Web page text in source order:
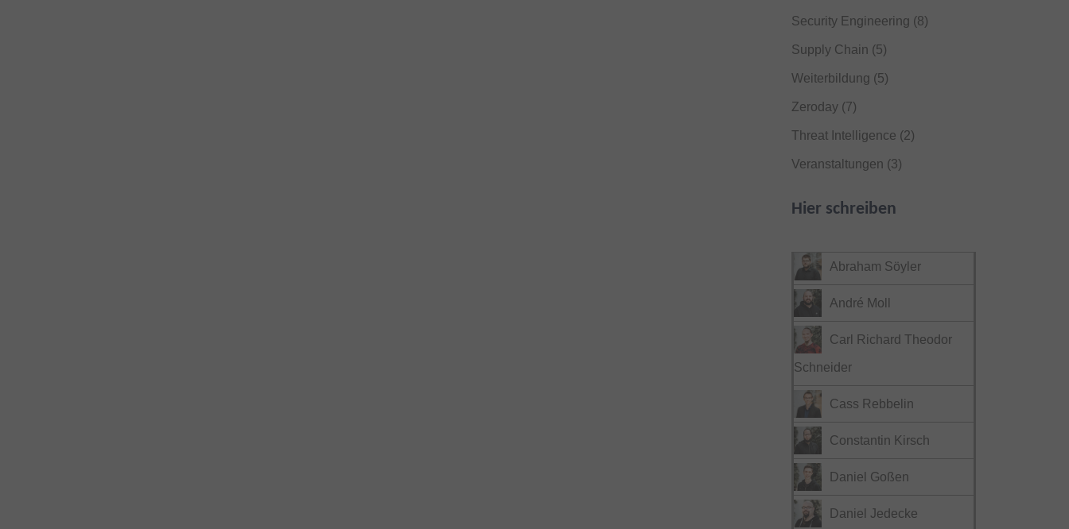
Security Engineering (8)
Supply Chain (5)
Weiterbildung (5)
Zeroday(7)
Threat Intelligence (2)
Veranstaltungen (3)
Hier schreiben
Abraham Söyler
André Moll
Carl Richard Theodor
Schneider
Cass Rebbelin
Constantin Kirsch
Daniel Goßen
Daniel Jedecke